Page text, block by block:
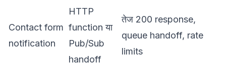
Contact form
notification
HTTP
function या
Pub/Sub
handoff
तेज 200 response,
queue handoff, rate
limits